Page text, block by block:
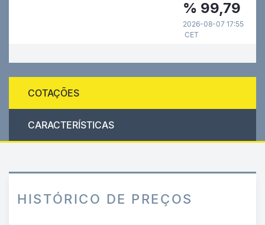
% 99,79
2026-08-07 17:55
CET
COTAÇÕES
CARACTERÍSTICAS
HISTÓRICO DE PREÇOS